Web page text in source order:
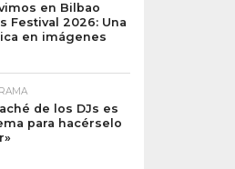
en Bilbao
Festival 2026: Una
en imágenes
de los DJs es
para hacérselo